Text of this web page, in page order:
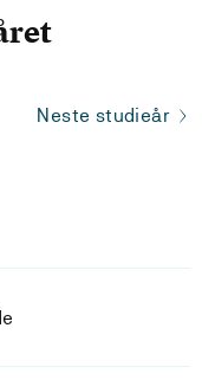
Neste studieår